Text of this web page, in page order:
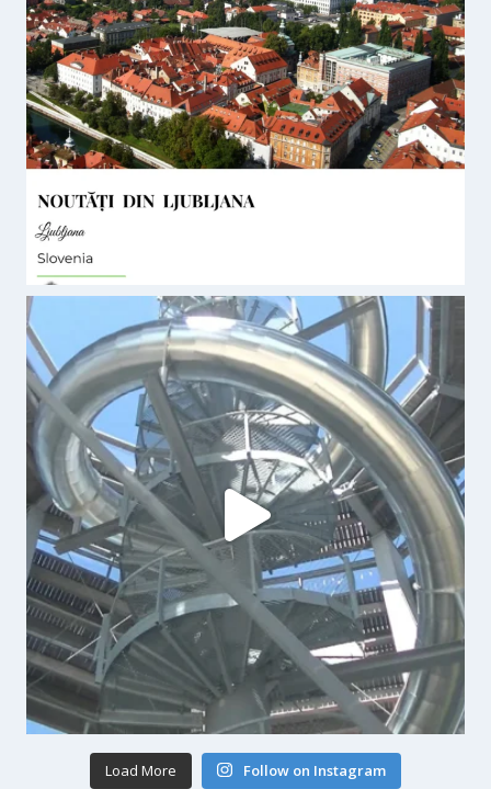
Load More Follow on Instagram